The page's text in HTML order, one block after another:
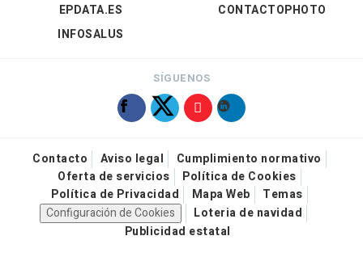
EPDATA.ES
INFOSALUS
CONTACTOPHOTO
SÍGUENOS
Contacto Aviso legal
Cumplimiento normativo
Oferta de servicios
Política de Cookies
Política de Privacidad
Mapa Web
Temas
Configuración de Cookies
Loteria de navidad
Publicidad estatal